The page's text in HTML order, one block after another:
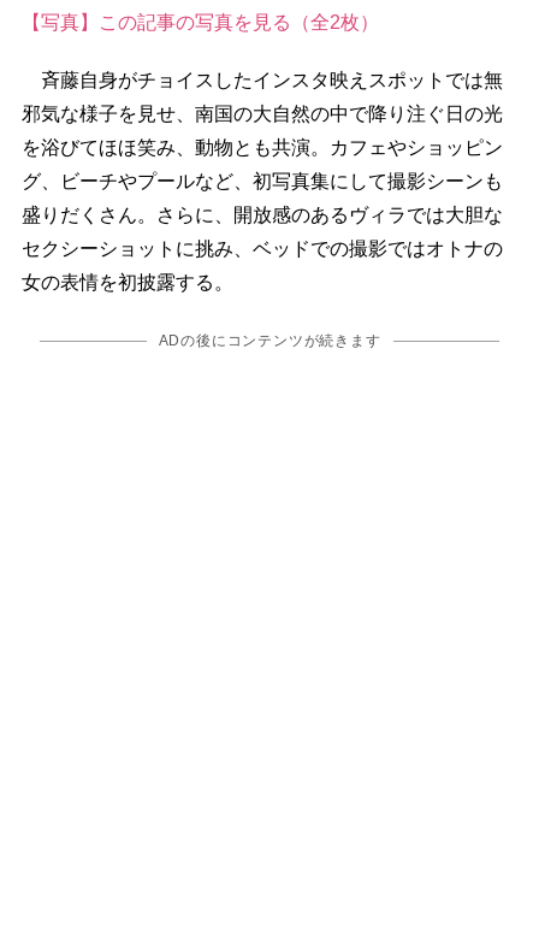
【写真】この記事の写真を見る（全2枚）
斉藤自身がチョイスしたインスタ映えスポットでは無
邪気な様子を見せ、南国の大自然の中で降り注ぐ日の光
を浴びてほほ笑み、動物とも共演。カフェやショッピン
グ、ビーチやプールなど、初写真集にして撮影シーンも
盛りだくさん。さらに、開放感のあるヴィラでは大胆な
セクシーショットに挑み、ベッドでの撮影ではオトナの
女の表情を初披露する。
ADの後にコンテンツが続きます